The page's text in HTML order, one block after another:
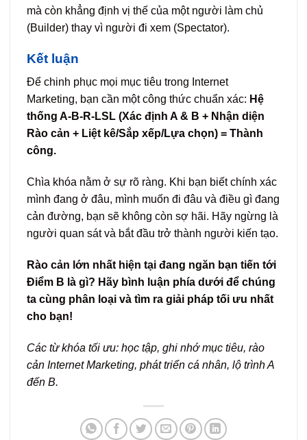
mà còn khẳng định vị thế của một người làm chủ
(Builder) thay vì người đi xem (Spectator).
Kết luận
Để chinh phục mọi mục tiêu trong Internet
Marketing, bạn cần một công thức chuẩn xác: Hệ
thống A-B-R-LSL (Xác định A & B + Nhận diện
Rào cản + Liệt kê/Sắp xếp/Lựa chọn) = Thành
công.
Chìa khóa nằm ở sự rõ ràng. Khi bạn biết chính xác
mình đang ở đâu, mình muốn đi đâu và điều gì đang
cản đường, bạn sẽ không còn sợ hãi. Hãy ngừng là
người quan sát và bắt đầu trở thành người kiến tạo.
Rào cản lớn nhất hiện tại đang ngăn bạn tiến tới
Điểm B là gì? Hãy bình luận phía dưới để chúng
ta cùng phân loại và tìm ra giải pháp tối ưu nhất
cho bạn!
Các từ khóa tối ưu: học tập, ghi nhớ mục tiêu, rào
cản Internet Marketing, phát triển cá nhân, lộ trình A
đến B.